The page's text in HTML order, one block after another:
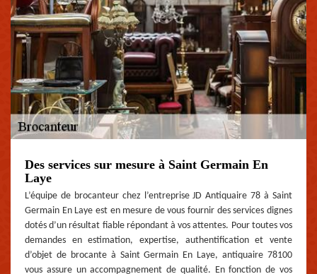
Des services sur mesure à Saint Germain En
Laye
L’équipe de brocanteur chez l’entreprise JD Antiquaire 78 à Saint
Germain En Laye est en mesure de vous fournir des services dignes
dotés d’un résultat fiable répondant à vos attentes. Pour toutes vos
demandes en estimation, expertise, authentification et vente
d’objet de brocante à Saint Germain En Laye, antiquaire 78100
vous assure un accompagnement de qualité. En fonction de vos